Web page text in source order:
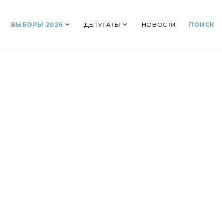
ВЫБОРЫ 2026 ДЕПУТАТЫ НОВОСТИ ПОИСК